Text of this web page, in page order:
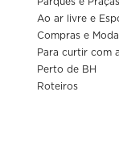
Ao ar livre e
Compras e Moda
Para curtir com
Perto de BH
Roteiros